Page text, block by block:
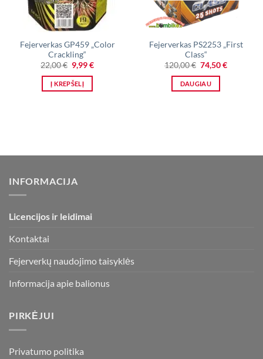
Fejerverkas GP459 „Color
Crackling“
22,00€ Original
price
was:
22,00 €.
9,99€Current
Į KREPŠELĮ
Fejerverkas PS2253 „First
Class“
120,00€ Original
price
was:
120,00 €.
74,50€Current
DAUGIAU
INFORMACIJA
Licencijos ir leidimai
Kontaktai
Fejerverkų naudojimo taisyklės
Informacija apie balionus
PIRKĖJUI
Privatumo politika